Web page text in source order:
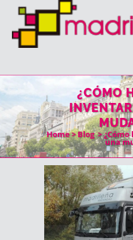
¿CÓMO
Home>Blog>
una